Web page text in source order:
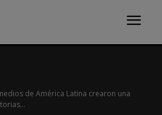
de América Latina crearon una